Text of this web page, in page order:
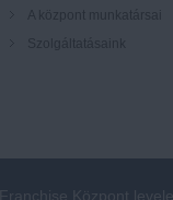
Franchise Központ